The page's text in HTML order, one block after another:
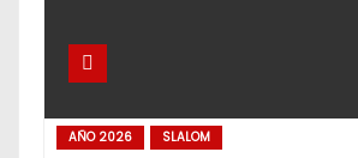
AÑO 2026 SLALOM